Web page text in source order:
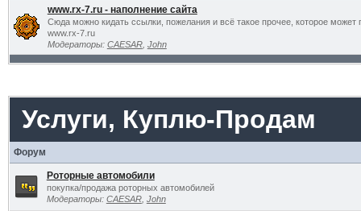
www.rx-7.ru - наполнение сайта
Сюда можно кидать ссылки, пожелания и всё такое прочее, которое может
www.rx-7.ru
Модераторы: CAESAR, John
Услуги, Куплю-Продам
Форум
Роторные автомобили
покупка/продажа роторных автомобилей
Модераторы: CAESAR, John